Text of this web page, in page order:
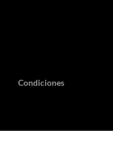
Condiciones